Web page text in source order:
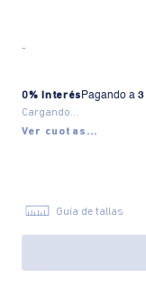
-
0% Interés Pagando a 3
Cargando...
Ver cuotas...
Guía de tallas